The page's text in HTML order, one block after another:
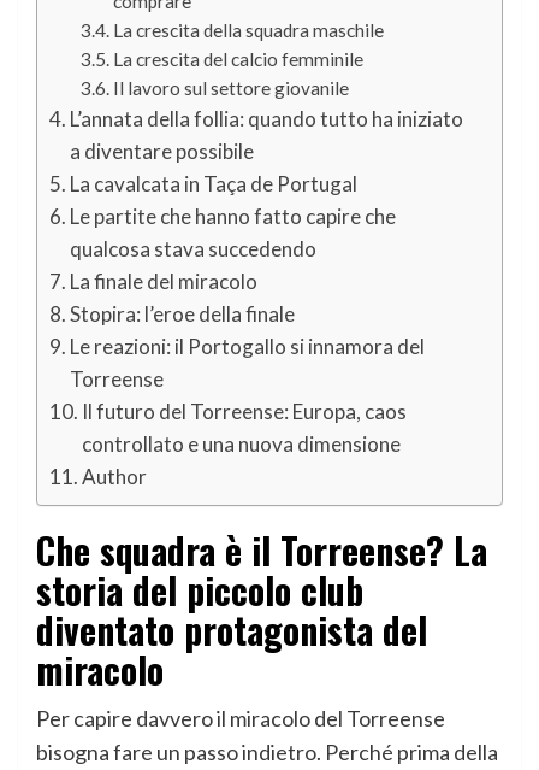
La crescita della squadra maschile
La crescita del calcio femminile
Il lavoro sul settore giovanile
L’annata della follia: quando tutto ha iniziato
a diventare possibile
La cavalcata in Taça de Portugal
Le partite che hanno fatto capire che
qualcosa stava succedendo
La finale del miracolo
Stopira: l’eroe della finale
Le reazioni: il Portogallo si innamora del
Torreense
Il futuro del Torreense: Europa, caos
controllato e una nuova dimensione
Author
Che squadra è il Torreense? La
storia del piccolo club
diventato protagonista del
miracolo
Per capire davvero il miracolo del Torreense
bisogna fare un passo indietro. Perché prima della